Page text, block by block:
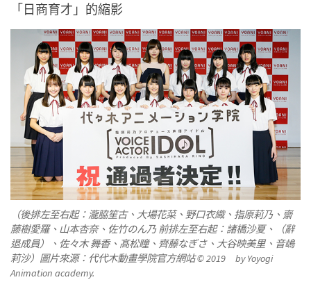
「日商育才」的縮影
（後排左至右起：瀧脇笙古、大場花菜、野口衣織、指原莉乃、齋
藤樹愛羅、山本杏奈、佐竹のん乃前排左至右起：諸橋沙夏、（辭
退成員）、佐々木 舞香、髙松瞳、齊藤なぎさ、大谷映美里、音嶋
莉沙）圖片來源：代代木動畫學院官方網站 © 2019 by Yoyogi
Animation academy.